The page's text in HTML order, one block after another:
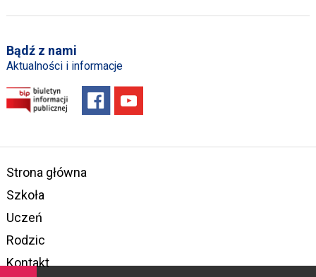
Bądź z nami
Aktualności i informacje
Strona główna
Szkoła
Uczeń
Rodzic
Kontakt